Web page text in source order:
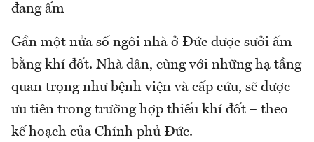
đang ấm
Gần một nửa số ngôi nhà ở Đức được sưởi ấm
bằng khí đốt. Nhà dân, cùng với những hạ tầng
quan trọng như bệnh viện và cấp cứu, sẽ được
ưu tiên trong trường hợp thiếu khí đốt – theo
kế hoạch của Chính phủ Đức.